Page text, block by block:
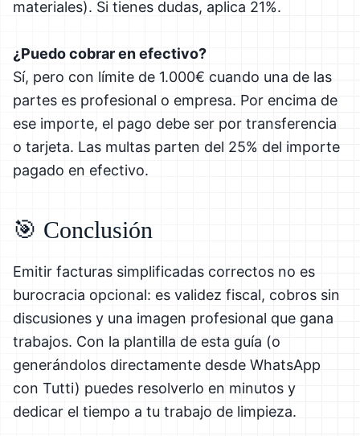
materiales). Si tienes dudas, aplica 21%.
¿Puedo cobrar en efectivo?
Sí, pero con límite de 1.000€ cuando una de las
partes es profesional o empresa. Por encima de
ese importe, el pago debe ser por transferencia
o tarjeta. Las multas parten del 25% del importe
pagado en efectivo.
🎯 Conclusión
Emitir facturas simplificadas correctos no es
burocracia opcional: es validez fiscal, cobros sin
discusiones y una imagen profesional que gana
trabajos. Con la plantilla de esta guía (o
generándolos directamente desde WhatsApp
con Tutti) puedes resolverlo en minutos y
dedicar el tiempo a tu trabajo de limpieza.